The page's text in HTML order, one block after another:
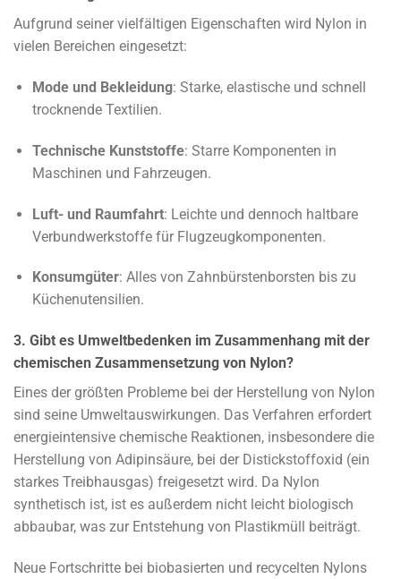
Aufgrund seiner vielfältigen Eigenschaften wird Nylon in
vielen Bereichen eingesetzt:
Mode und Bekleidung: Starke, elastische und schnell
trocknende Textilien.
Technische Kunststoffe: Starre Komponenten in
Maschinen und Fahrzeugen.
Luft- und Raumfahrt: Leichte und dennoch haltbare
Verbundwerkstoffe für Flugzeugkomponenten.
Konsumgüter: Alles von Zahnbürstenborsten bis zu
Küchenutensilien.
3. Gibt es Umweltbedenken im Zusammenhang mit der
chemischen Zusammensetzung von Nylon?
Eines der größten Probleme bei der Herstellung von Nylon
sind seine Umweltauswirkungen. Das Verfahren erfordert
energieintensive chemische Reaktionen, insbesondere die
Herstellung von Adipinsäure, bei der Distickstoffoxid (ein
starkes Treibhausgas) freigesetzt wird. Da Nylon
synthetisch ist, ist es außerdem nicht leicht biologisch
abbaubar, was zur Entstehung von Plastikmüll beiträgt.
Neue Fortschritte bei biobasierten und recycelten Nylons